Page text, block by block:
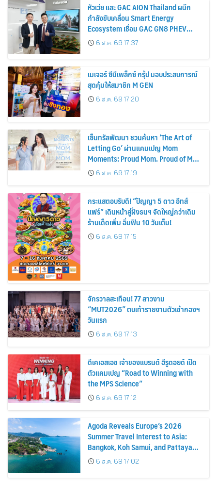
หัวเว่ย และ GAC AION Thailand ผนึก
กำลังขับเคลื่อน Smart Energy
Ecosystem เชื่อม GAC GN8 PHEV
รถยนต์ MPV ระดับพรีเมียม เข้ากับ
พลังงานแสงอาทิตย์ภายในบ้าน
6 ส.ค. 69 17:37
เมเจอร์ ซีนีเพล็กซ์ กรุ้ป มอบประสบการณ์
สุดคุ้มให้สมาชิก M GEN
6 ส.ค. 69 17:20
เซ็นทรัลพัฒนา ชวนค้นหา ‘The Art of
Letting Go’ ผ่านแคมเปญ Mom
Moments: Proud Mom. Proud of My
Mom.6 ส.ค. 69 17:19
กระแสตอบรับดี! “ปัญญา 5 ดาว อีทส์
แฟร์” เดินหน้าสู่ฝั่งธนฯ จัดใหญ่กว่าเดิม
ร้านเด็ดเพิ่ม อิ่มฟิน 10 วันเต็ม!
6 ส.ค. 69 17:15
จักรวาลสะเทือน! 77 สาวงาม
“MUT2026” ตบเท้ารายงานตัวเข้ากองฯ
วันแรก
6 ส.ค. 69 17:13
ดีเคเอสเอช เจ้าของแบรนด์ ฮีรูดอยด์ เปิด
ตัวแคมเปญ “Road to Winning with
the MPS Science”
6 ส.ค. 69 17:12
Agoda Reveals Europe’s 2026
Summer Travel Interest to Asia:
Bangkok, Koh Samui, and Pattaya
Among the Top Cities
6 ส.ค. 69 17:02